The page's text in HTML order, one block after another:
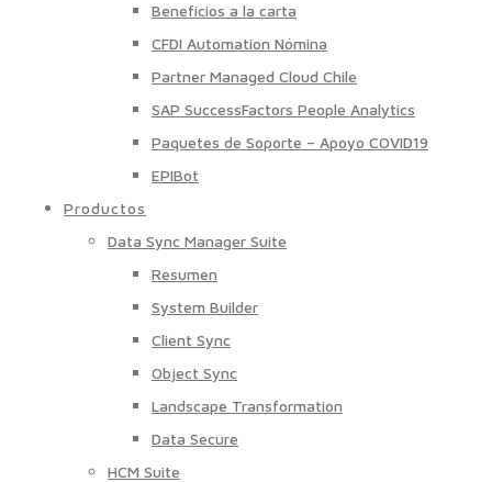
Beneficios a la carta
CFDI Automation Nómina
Partner Managed Cloud Chile
SAP SuccessFactors People Analytics
Paquetes de Soporte – Apoyo COVID19
EPIBot
Productos
Data Sync Manager Suite
Resumen
System Builder
Client Sync
Object Sync
Landscape Transformation
Data Secure
HCM Suite